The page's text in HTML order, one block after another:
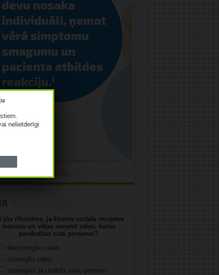
jūs rīkosities, ja klients uzrāda receptes
numuru un vēlas saņemt zāles, kuras
parakstītas citai personai?
Neizsniegšu zāles.
Izsniegšu zāles.
Izsniegšu, ja uzrādīs savu personu
nelietderīgi